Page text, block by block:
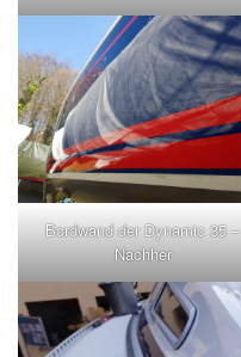
Bordwand der Dynamic 35 –
Nachher